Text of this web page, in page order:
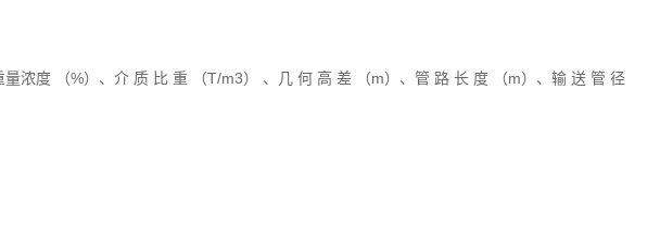
浓度 （%）、介 质 比 重 （T/m3） 、几 何 高 差 （m）、管 路 长 度 （m）、输 送 管 径